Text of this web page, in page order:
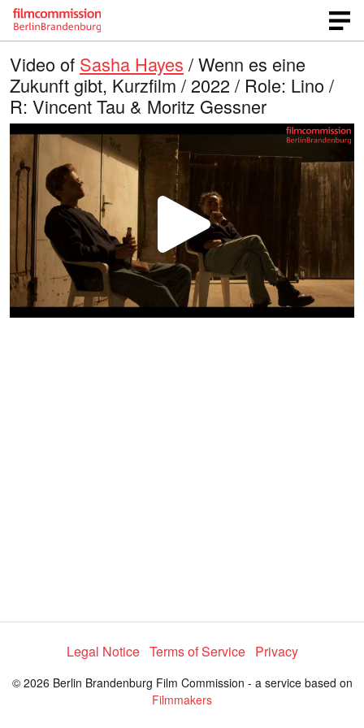
Video of Sasha Hayes / Wenn es eine
Zukunft gibt, Kurzfilm / 2022 / Role: Lino /
R: Vincent Tau & Moritz Gessner
P
l
e
o
Legal Notice Terms of Service Privacy
© 2026 Berlin Brandenburg Film Commission - a service based on
Filmmakers